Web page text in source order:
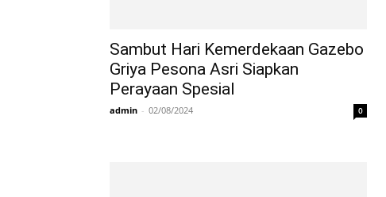
Sambut Hari Kemerdekaan Gazebo
Griya Pesona Asri Siapkan
Perayaan Spesial
admin - 02/08/2024 0